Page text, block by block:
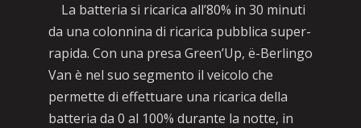
La batteria si ricarica all’80% in 30 minuti
da una colonnina di ricarica pubblica super-
rapida. Con una presa Green’Up, ë-Berlingo
Van è nel suo segmento il veicolo che
permette di effettuare una ricarica della
batteria da 0 al 100% durante la notte, in